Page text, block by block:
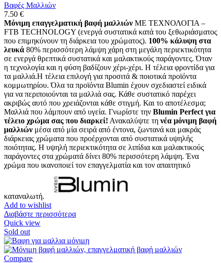
Βαφές Μαλλιών
7.50 €
Μόνιμη επαγγελματική βαφή μαλλιών ΜΕ ΤΕΧΝΟΛΟΓΙΑ –
FTB TECHNOLOGY (ενεργά συστατικά κατά του ξεθωριάσματος
που επιμηκύνουν τη διάρκεια του χρώματος). 100% κάλυψη στα
λευκά 80% περισσότερη λάμψη χάρη στη μεγάλη περιεκτικότητα
σε ενεργά θρεπτικά συστατικά και μαλακτικούς παράγοντες. Όταν
η τεχνολογία και η φύση βαδίζουν χέρι-χέρι. Η τέλεια φροντίδα για
τα μαλλιά.Η τέλεια επιλογή για προσιτά & ποιοτικά προϊόντα
κομμωτηρίου. Όλα τα προϊόντα Blumin έχουν σχεδιαστεί ειδικά
για να περιποιούνται τα μαλλιά σας. Κάθε συστατικό παρέχει
ακριβώς αυτό που χρειάζονται κάθε στιγμή. Και το αποτέλεσμα;
Μαλλιά που λάμπουν από υγεία. Γνωρίστε την Blumin Perfect για
τέλειο χρώμα σας που διαρκεί! Ανακαλύψτε τη νέα μόνιμη βαφή
μαλλιών μέσα από μία σειρά από έντονα, ζωντανά και μακράς
διάρκειας χρώματα που προέρχονται από συστατικά υψηλής
ποιότητας. Η υψηλή περιεκτικότητα σε λιπίδια και μαλακτικούς
παράγοντες στα χρώματά δίνει 80% περισσότερη λάμψη. Ένα
χρώμα που ικανοποιεί τον επαγγελματία και τον απαιτητικό
καταναλωτή.
Add to wishlist
Διαβάστε περισσότερα
Quick view
Sold out
Compare